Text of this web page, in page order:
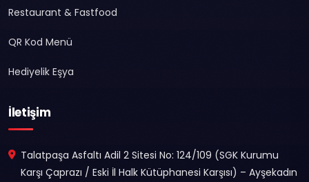
Restaurant & Fastfood
QR Kod Menü
Hediyelik Eşya
İletişim
Talatpaşa Asfaltı Adil 2 Sitesi No: 124/109 (SGK Kurumu
Karşı Çaprazı / Eski İl Halk Kütüphanesi Karşısı) – Ayşekadın